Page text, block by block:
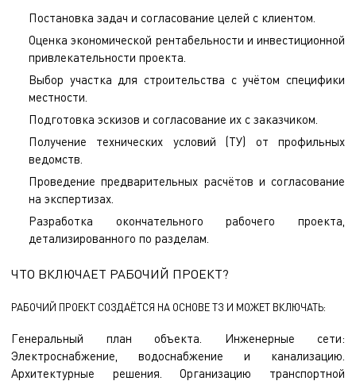
Постановка задач и согласование целей с клиентом.
Оценка экономической рентабельности и инвестиционной
привлекательности проекта.
Выбор участка для строительства с учётом специфики
местности.
Подготовка эскизов и согласование их с заказчиком.
Получение технических условий (ТУ) от профильных
ведомств.
Проведение предварительных расчётов и согласование
на экспертизах.
Разработка окончательного рабочего проекта,
детализированного по разделам.
ЧТО ВКЛЮЧАЕТ РАБОЧИЙ ПРОЕКТ?
РАБОЧИЙ ПРОЕКТ СОЗДАЁТСЯ НА ОСНОВЕ ТЗ И МОЖЕТ ВКЛЮЧАТЬ:
Генеральный план объекта. Инженерные сети:
Электроснабжение, водоснабжение и канализацию.
Архитектурные решения. Организацию транспортной